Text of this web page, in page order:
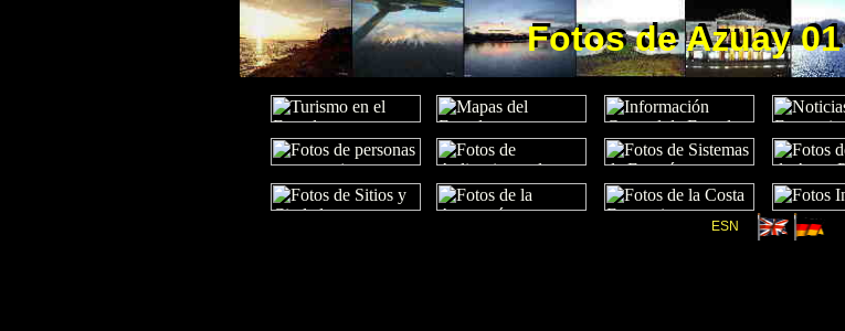
Fotos de Azuay 01
Fotos de Azuay 01
ESN